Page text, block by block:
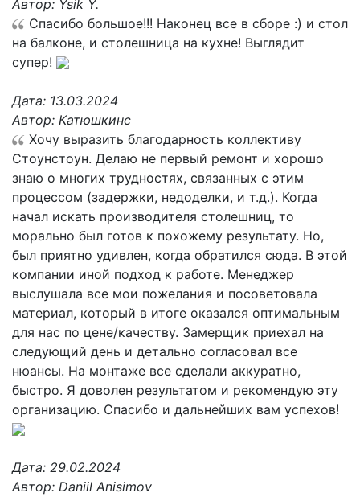
Автор: Ysik Y.
Спасибо большое!!! Наконец все в сборе :) и стол
на балконе, и столешница на кухне! Выглядит
супер!
Дата: 13.03.2024
Автор: Катюшкинс
Хочу выразить благодарность коллективу
Стоунстоун. Делаю не первый ремонт и хорошо
знаю о многих трудностях, связанных с этим
процессом (задержки, недоделки, и т.д.). Когда
начал искать производителя столешниц, то
морально был готов к похожему результату. Но,
был приятно удивлен, когда обратился сюда. В этой
компании иной подход к работе. Менеджер
выслушала все мои пожелания и посоветовала
материал, который в итоге оказался оптимальным
для нас по цене/качеству. Замерщик приехал на
следующий день и детально согласовал все
нюансы. На монтаже все сделали аккуратно,
быстро. Я доволен результатом и рекомендую эту
организацию. Спасибо и дальнейших вам успехов!
Дата: 29.02.2024
Автор: Daniil Anisimov